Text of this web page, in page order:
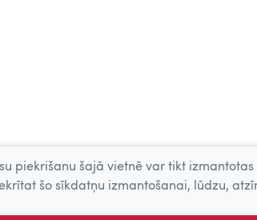
piekrišanu šajā vietnē var tikt
šo sīkdatņu izmantošanai, lūdzu,